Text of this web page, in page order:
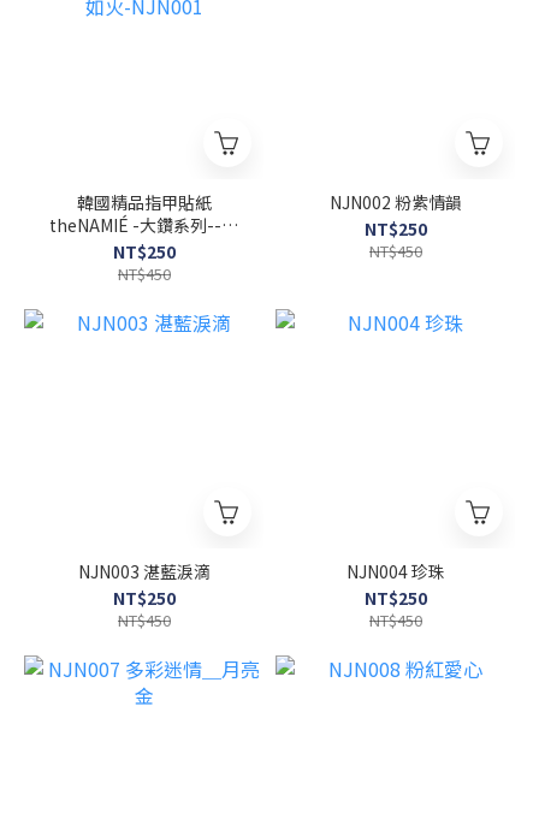
韓國精品指甲貼紙
theNAMIÉ -大鑽系列--熱
情如火-NJN001
NT$250
NT$450
NJN002 粉紫情韻
NT$250
NT$450
NJN003 湛藍淚滴
NT$250
NT$450
NJN004 珍珠
NT$250
NT$450